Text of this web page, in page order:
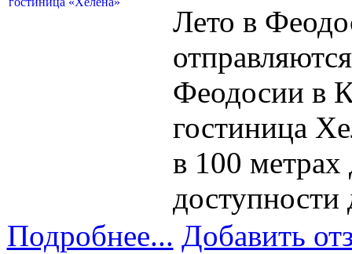
Лето в
Феодосии в
гостиница
в 100
доступности
Подробнее... Добавить